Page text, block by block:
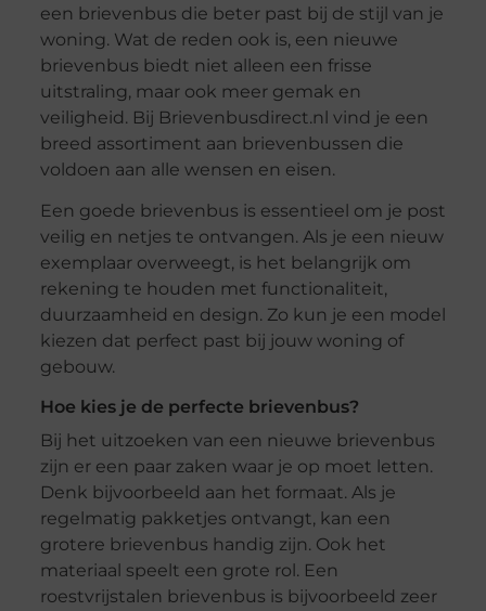
een brievenbus die beter past bij de stijl van je
woning. Wat de reden ook is, een nieuwe
brievenbus biedt niet alleen een frisse
uitstraling, maar ook meer gemak en
veiligheid. Bij Brievenbusdirect.nl vind je een
breed assortiment aan brievenbussen die
voldoen aan alle wensen en eisen.
Een goede brievenbus is essentieel om je post
veilig en netjes te ontvangen. Als je een nieuw
exemplaar overweegt, is het belangrijk om
rekening te houden met functionaliteit,
duurzaamheid en design. Zo kun je een model
kiezen dat perfect past bij jouw woning of
gebouw.
Hoe kies je de perfecte brievenbus?
Bij het uitzoeken van een nieuwe brievenbus
zijn er een paar zaken waar je op moet letten.
Denk bijvoorbeeld aan het formaat. Als je
regelmatig pakketjes ontvangt, kan een
grotere brievenbus handig zijn. Ook het
materiaal speelt een grote rol. Een
roestvrijstalen brievenbus is bijvoorbeeld zeer